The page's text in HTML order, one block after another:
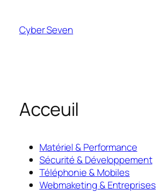
contenu
Cyber Seven
Acceuil
Matériel & Performance
Sécurité & Développement
Téléphonie & Mobiles
Webmaketing & Entreprises